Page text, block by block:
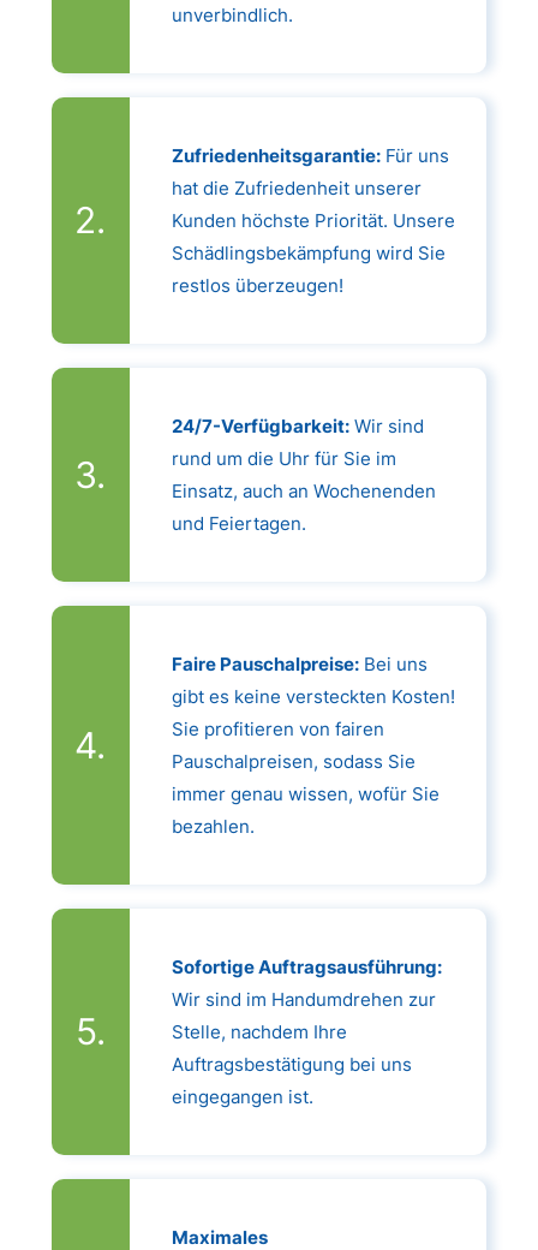
unverbindlich.
Zufriedenheitsgarantie:Für uns
hat die Zufriedenheit unserer
Kunden höchste Priorität. Unsere
Schädlingsbekämpfung wird Sie
restlos überzeugen!
24/7-Verfügbarkeit:Wir sind
rund um die Uhr für Sie im
Einsatz, auch an Wochenenden
und Feiertagen.
Faire Pauschalpreise:Bei uns
gibt es keine versteckten Kosten!
Sie profitieren von fairen
Pauschalpreisen, sodass Sie
immer genau wissen, wofür Sie
bezahlen.
Sofortige Auftragsausführung:
Wir sind im Handumdrehen zur
Stelle, nachdem Ihre
Auftragsbestätigung bei uns
eingegangen ist.
Maximales